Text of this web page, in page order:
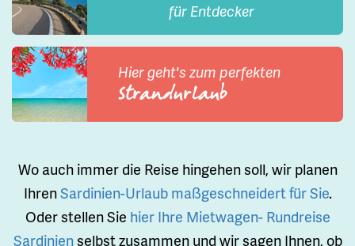
für Entdecker
Hier geht's zum perfekten
Strandurlaub
Wo auch immer die Reise hingehen soll, wir planen
IhrenSardinien-Urlaub maßgeschneidert für Sie.
Oder stellen Sie hier Ihre Mietwagen- Rundreise
Sardinienselbst zusammen und wir sagen Ihnen, ob